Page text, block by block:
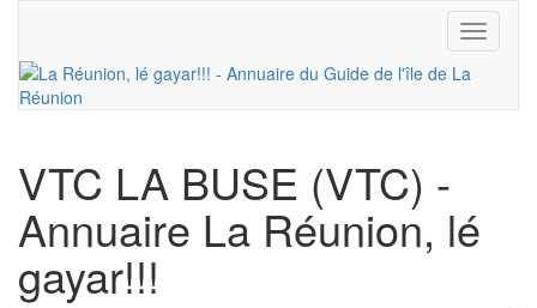
Toggle
VTC LA BUSE (VTC) -
Annuaire La Réunion, lé
gayar!!!